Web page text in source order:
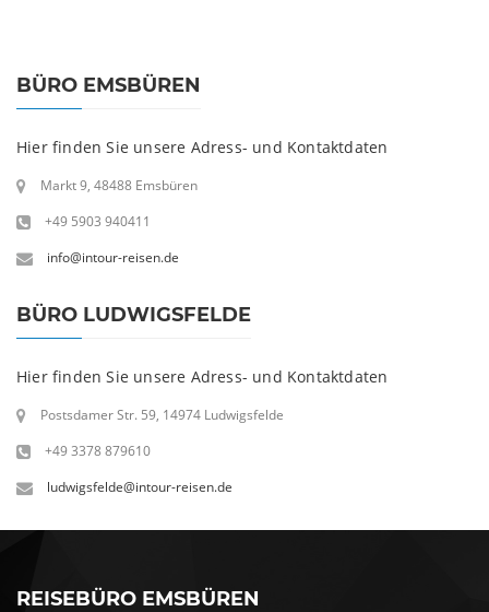
BÜRO EMSBÜREN
Hier finden Sie unsere Adress- und Kontaktdaten
Markt 9, 48488 Emsbüren
+49 5903 940411
info@intour-reisen.de
BÜRO LUDWIGSFELDE
Hier finden Sie unsere Adress- und Kontaktdaten
Postsdamer Str. 59, 14974 Ludwigsfelde
+49 3378 879610
ludwigsfelde@intour-reisen.de
REISEBÜRO EMSBÜREN